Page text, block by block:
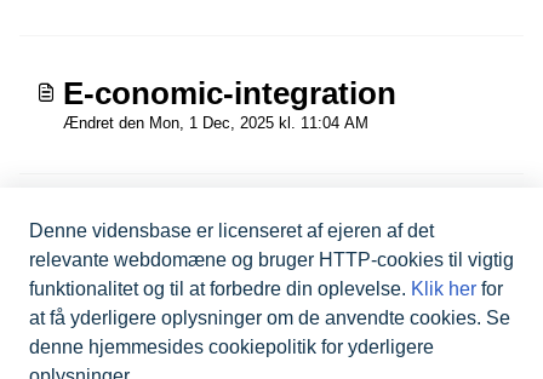
E-conomic-integration
Ændret den Mon, 1 Dec, 2025 kl. 11:04 AM
Forstå din betalingsterminals
funktioner
Ændret den Fri, 29 Maj kl. 8:53 AM
Denne vidensbase er licenseret af ejeren af det
relevante webdomæne og bruger HTTP-cookies til vigtig
funktionalitet og til at forbedre din oplevelse. Klik her for
at få yderligere oplysninger om de anvendte cookies. Se
denne hjemmesides cookiepolitik for yderligere